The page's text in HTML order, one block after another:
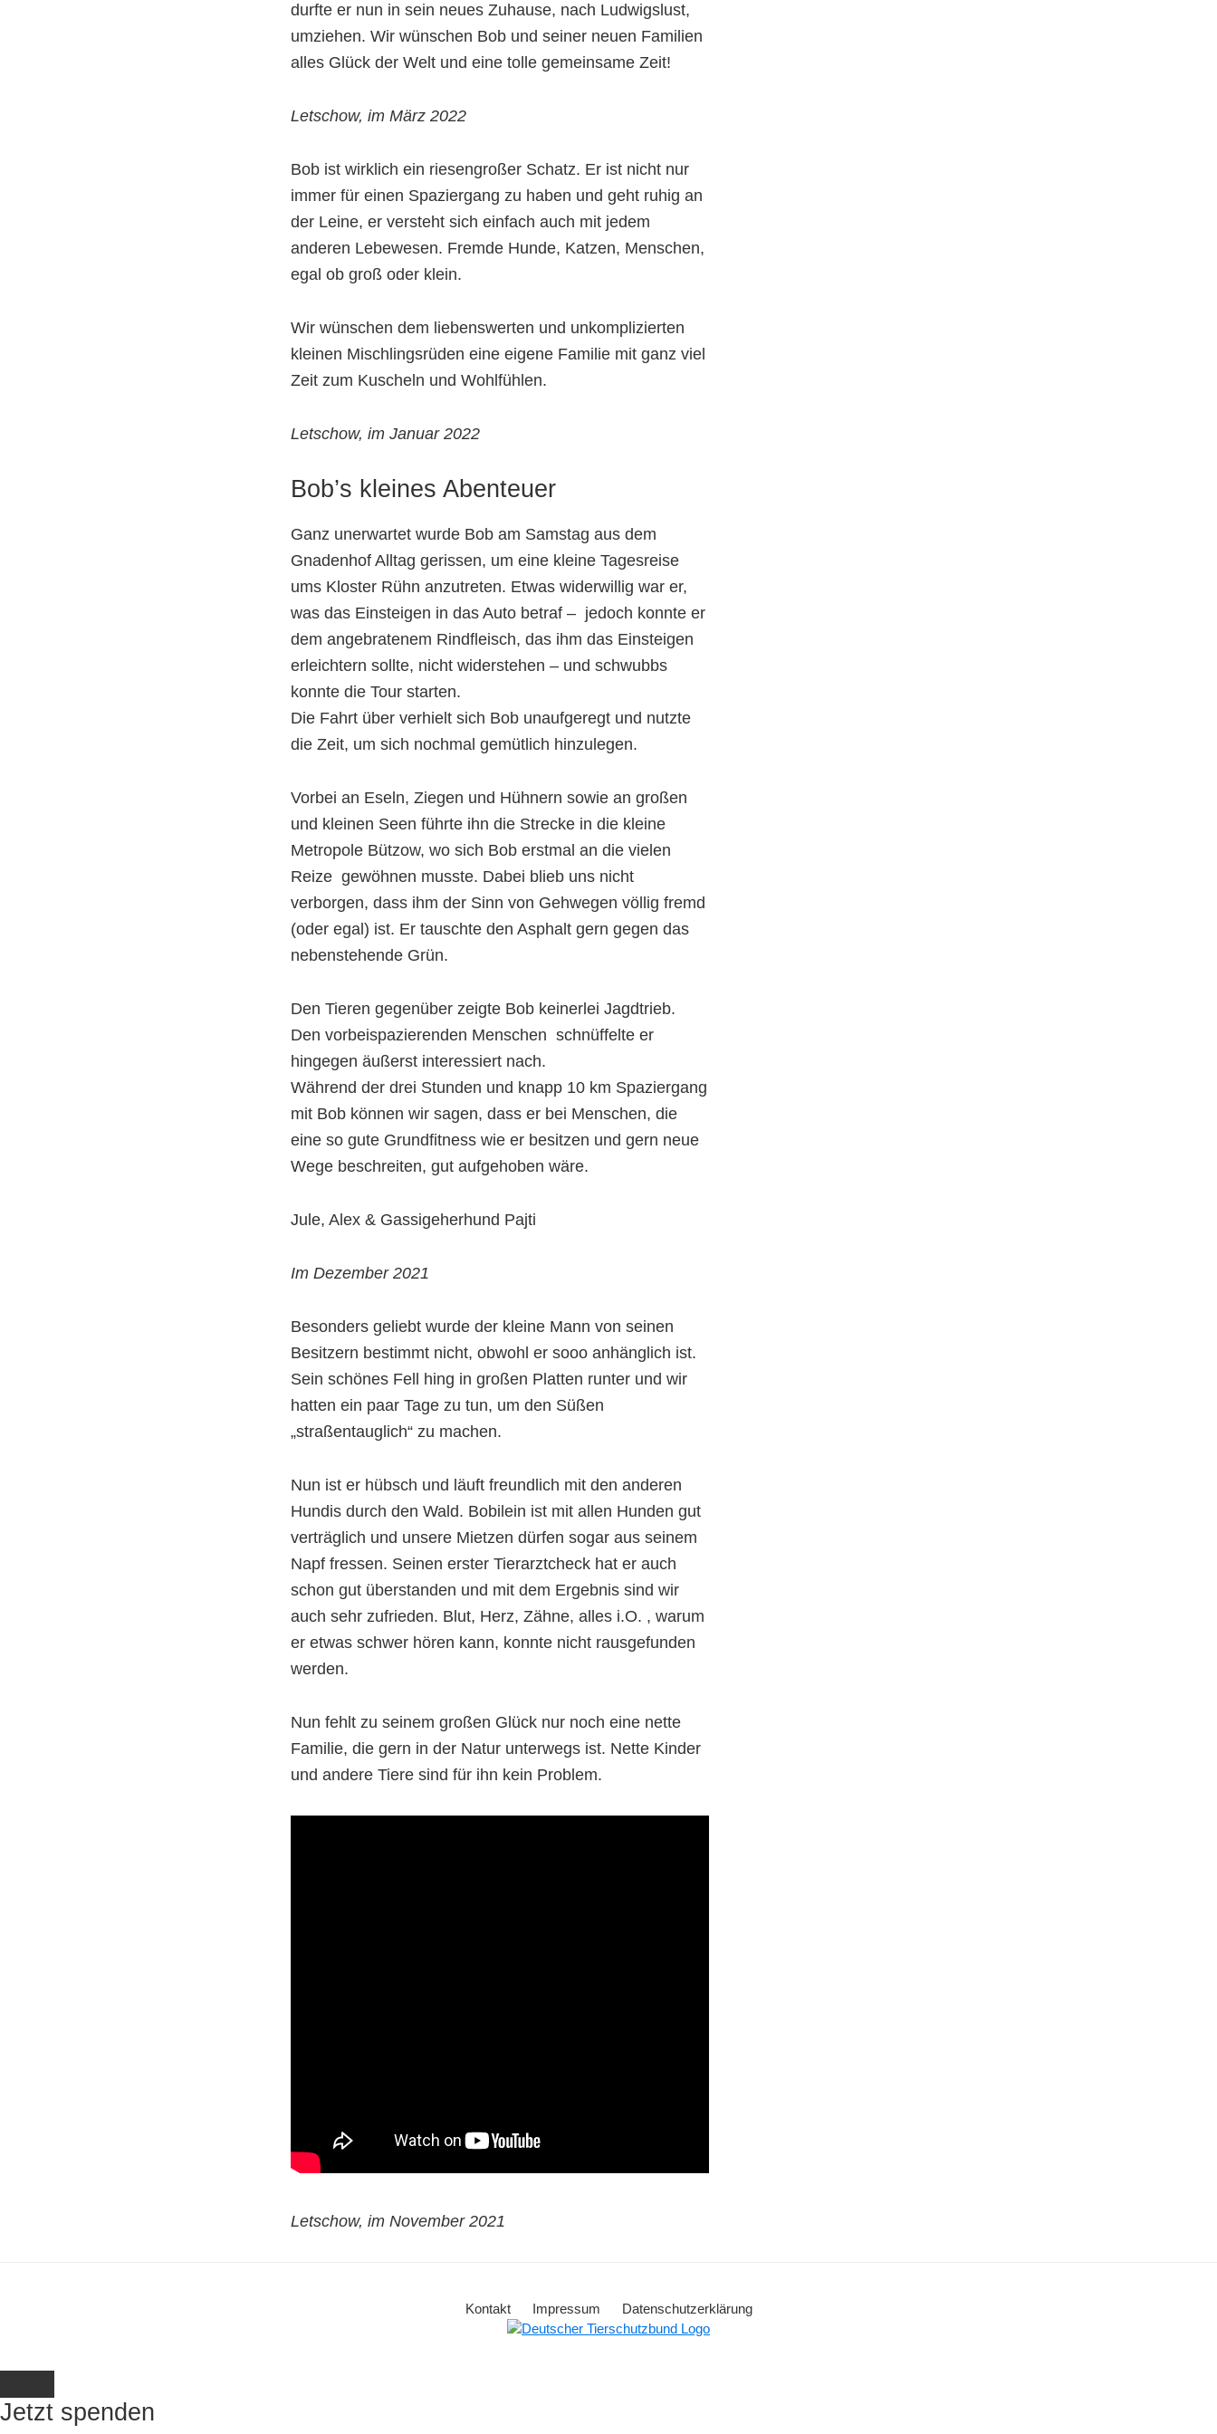
durfte er nun in sein neues Zuhause, nach Ludwigslust,
umziehen. Wir wünschen Bob und seiner neuen Familien
alles Glück der Welt und eine tolle gemeinsame Zeit!
Letschow, im März 2022
Bob ist wirklich ein riesengroßer Schatz. Er ist nicht nur
immer für einen Spaziergang zu haben und geht ruhig an
der Leine, er versteht sich einfach auch mit jedem
anderen Lebewesen. Fremde Hunde, Katzen, Menschen,
egal ob groß oder klein.
Wir wünschen dem liebenswerten und unkomplizierten
kleinen Mischlingsrüden eine eigene Familie mit ganz viel
Zeit zum Kuscheln und Wohlfühlen.
Letschow, im Januar 2022
Bob’s kleines Abenteuer
Ganz unerwartet wurde Bob am Samstag aus dem
Gnadenhof Alltag gerissen, um eine kleine Tagesreise
ums Kloster Rühn anzutreten. Etwas widerwillig war er,
was das Einsteigen in das Auto betraf – jedoch konnte er
dem angebratenem Rindfleisch, das ihm das Einsteigen
erleichtern sollte, nicht widerstehen – und schwubbs
konnte die Tour starten.
Die Fahrt über verhielt sich Bob unaufgeregt und nutzte
die Zeit, um sich nochmal gemütlich hinzulegen.
Vorbei an Eseln, Ziegen und Hühnern sowie an großen
und kleinen Seen führte ihn die Strecke in die kleine
Metropole Bützow, wo sich Bob erstmal an die vielen
Reize gewöhnen musste. Dabei blieb uns nicht
verborgen, dass ihm der Sinn von Gehwegen völlig fremd
(oder egal) ist. Er tauschte den Asphalt gern gegen das
nebenstehende Grün.
Den Tieren gegenüber zeigte Bob keinerlei Jagdtrieb.
Den vorbeispazierenden Menschen schnüffelte er
hingegen äußerst interessiert nach.
Während der drei Stunden und knapp 10 km Spaziergang
mit Bob können wir sagen, dass er bei Menschen, die
eine so gute Grundfitness wie er besitzen und gern neue
Wege beschreiten, gut aufgehoben wäre.
Jule, Alex & Gassigeherhund Pajti
Im Dezember 2021
Besonders geliebt wurde der kleine Mann von seinen
Besitzern bestimmt nicht, obwohl er sooo anhänglich ist.
Sein schönes Fell hing in großen Platten runter und wir
hatten ein paar Tage zu tun, um den Süßen
„straßentauglich“ zu machen.
Nun ist er hübsch und läuft freundlich mit den anderen
Hundis durch den Wald. Bobilein ist mit allen Hunden gut
verträglich und unsere Mietzen dürfen sogar aus seinem
Napf fressen. Seinen erster Tierarztcheck hat er auch
schon gut überstanden und mit dem Ergebnis sind wir
auch sehr zufrieden. Blut, Herz, Zähne, alles i.O. , warum
er etwas schwer hören kann, konnte nicht rausgefunden
werden.
Nun fehlt zu seinem großen Glück nur noch eine nette
Familie, die gern in der Natur unterwegs ist. Nette Kinder
und andere Tiere sind für ihn kein Problem.
Letschow, im November 2021
Kontakt Impressum Datenschutzerklärung
Jetzt spenden